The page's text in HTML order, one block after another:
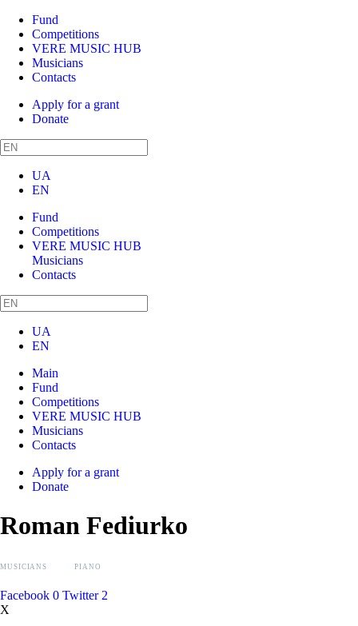
Fund
Competitions
VERE MUSIC HUB
Musicians
Contacts
Apply for a grant
Donate
UA
EN
Fund
Competitions
VERE MUSIC HUB
Musicians
Contacts
UA
EN
Main
Fund
Competitions
VERE MUSIC HUB
Musicians
Contacts
Apply for a grant
Donate
Roman Fediurko
MUSICIANS PIANO
Facebook 0 Twitter 2
X